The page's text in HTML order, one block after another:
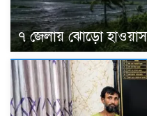
৭ জেলায় ঝোড়ো